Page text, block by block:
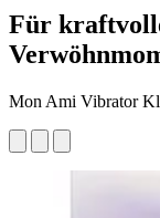
Für
Mon Ami Vibrator